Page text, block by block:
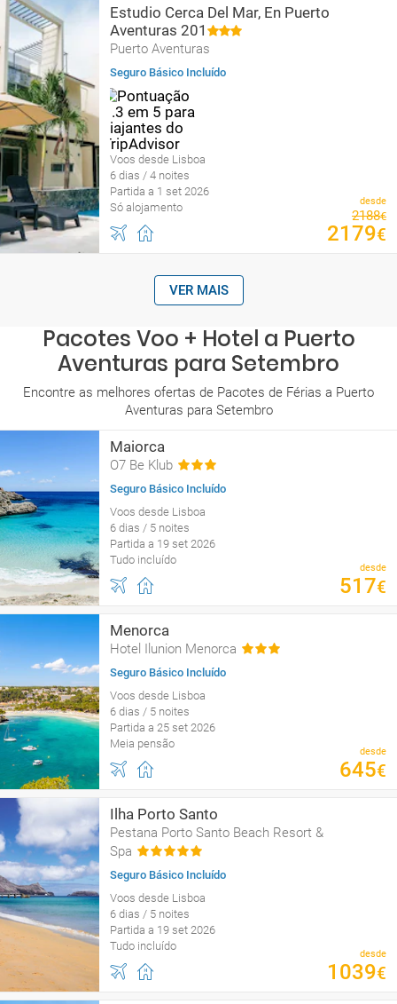
Estudio Cerca Del Mar, En Puerto
Aventuras 201
Puerto Aventuras
Seguro Básico Incluído
Voos desde Lisboa
6 dias / 4 noites
Partida a 1 set 2026
Só alojamento
desde
2188€
2179€
VER MAIS
Pacotes Voo + Hotel a Puerto
Aventuras para Setembro
Encontre as melhores ofertas de Pacotes de Férias a Puerto
Aventuras para Setembro
Maiorca
O7 Be Klub
Seguro Básico Incluído
Voos desde Lisboa
6 dias / 5 noites
Partida a 19 set 2026
Tudo incluído
desde
517€
Menorca
Hotel Ilunion Menorca
Seguro Básico Incluído
Voos desde Lisboa
6 dias / 5 noites
Partida a 25 set 2026
Meia pensão
desde
645€
Ilha Porto Santo
Pestana Porto Santo Beach Resort &
Spa
Seguro Básico Incluído
Voos desde Lisboa
6 dias / 5 noites
Partida a 19 set 2026
Tudo incluído
desde
1039€